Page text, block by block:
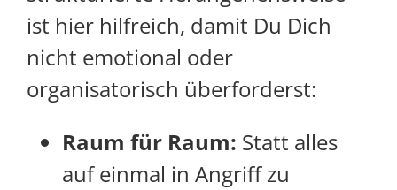
ist hier hilfreich, damit Du Dich
nicht emotional oder
organisatorisch überforderst:
Raum für Raum: Statt alles
auf einmal in Angriff zu